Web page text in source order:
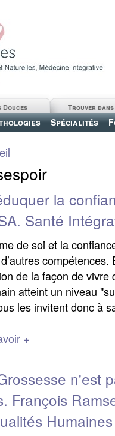
Spécialités
Trouver
Douces
la
Santé
de soi et la
de la façon de
atteint un niveau
les invitent donc à
+
n'est
François